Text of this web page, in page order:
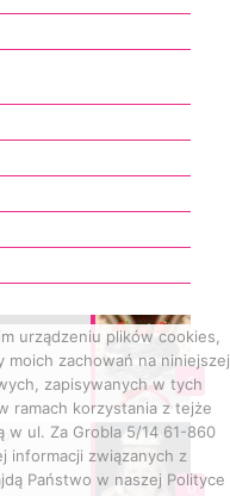
0
0
urządzeniu plików cookies,
moich zachowań na niniejszej
zapisywanych w tych
ramach korzystania z tejże
w ul. Za Grobla 5/14 61-860
informacji związanych z
Państwo w naszej Polityce